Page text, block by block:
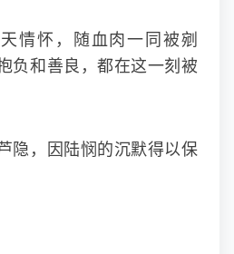
情怀，随血肉一同被剜
负和善良，都在这一刻被
隐，因陆悯的沉默得以保